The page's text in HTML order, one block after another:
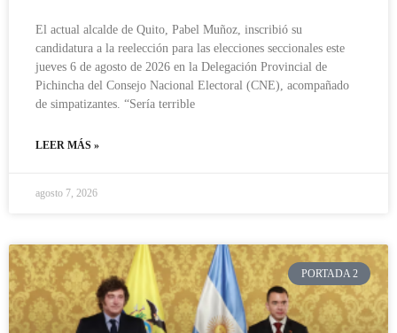
El actual alcalde de Quito, Pabel Muñoz, inscribió su
candidatura a la reelección para las elecciones seccionales este
jueves 6 de agosto de 2026 en la Delegación Provincial de
Pichincha del Consejo Nacional Electoral (CNE), acompañado
de simpatizantes. “Sería terrible
LEER MÁS »
agosto 7, 2026
PORTADA 2